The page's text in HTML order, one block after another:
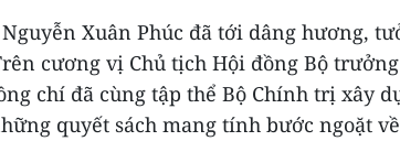
Xuân Phúc đã tới dâng hương,
cương vị Chủ tịch Hội đồng Bộ
chí đã cùng tập thể Bộ Chính trị xây
quyết sách mang tính bước ngoặt